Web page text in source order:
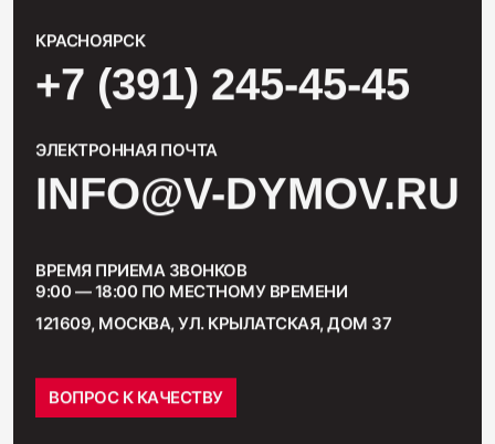
КРАСНОЯРСК
+7 (391) 245-45-45
ЭЛЕКТРОННАЯ ПОЧТА
INFO@V-DYMOV.RU
ВРЕМЯ ПРИЕМА ЗВОНКОВ
9:00 — 18:00 ПО МЕСТНОМУ ВРЕМЕНИ
121609, МОСКВА, УЛ. КРЫЛАТСКАЯ, ДОМ 37
ВОПРОС К КАЧЕСТВУ